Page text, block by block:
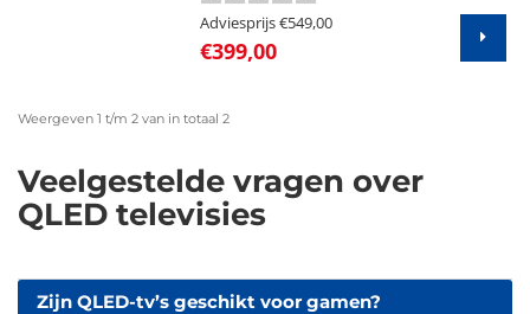
Adviesprijs€549,00
€399,00
Weergeven 1 t/m 2 van in totaal 2
Veelgestelde vragen over
QLED televisies
Zijn QLED-tv’s geschikt voor gamen?